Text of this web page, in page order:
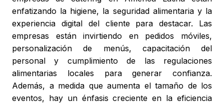
enfatizando la higiene, la seguridad alimentaria y la
experiencia digital del cliente para destacar. Las
empresas están invirtiendo en pedidos móviles,
personalización de menús, capacitación del
personal y cumplimiento de las regulaciones
alimentarias locales para generar confianza.
Además, a medida que aumenta el tamaño de los
eventos, hay un énfasis creciente en la eficiencia